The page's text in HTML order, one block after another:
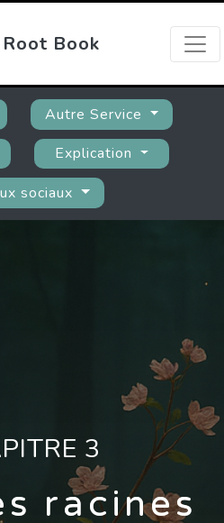
Book
Autre Service
Explication
sociaux
3
racines